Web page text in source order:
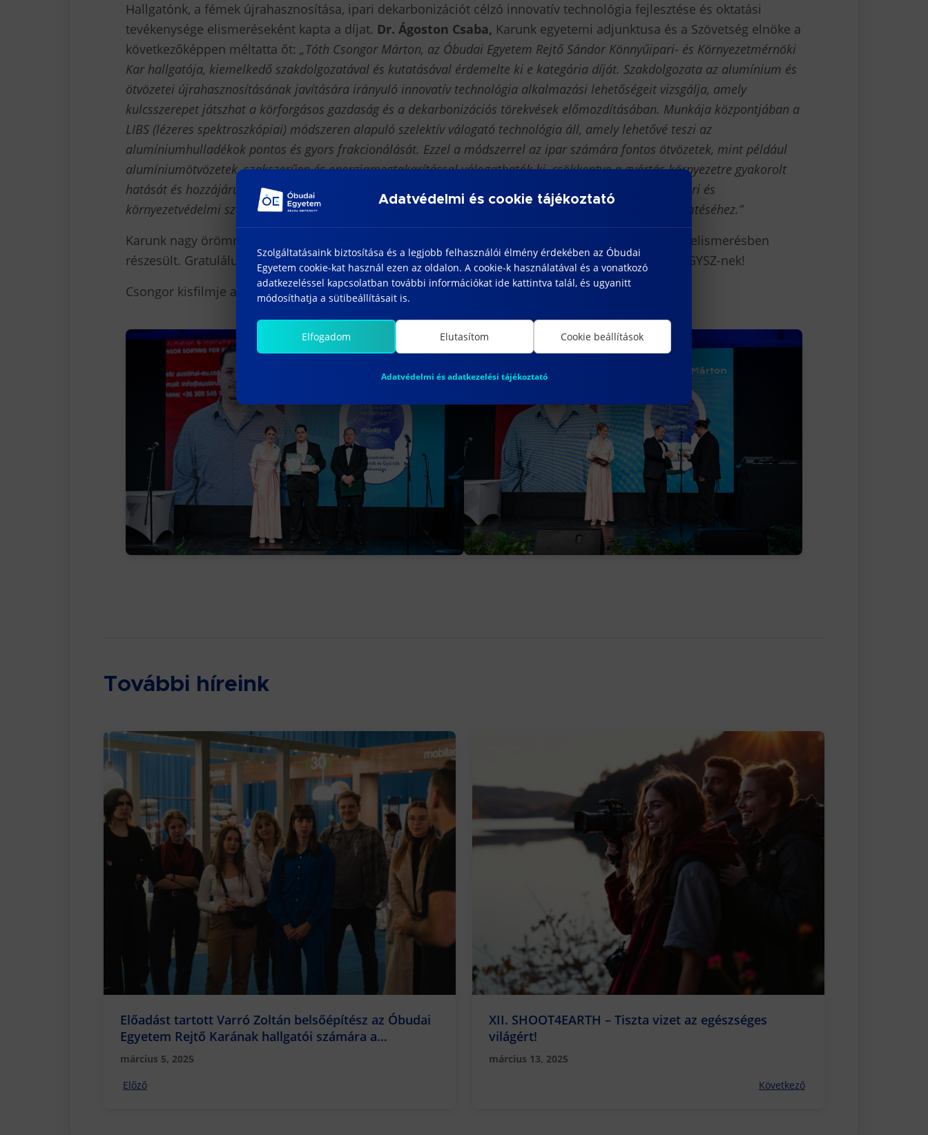
Hallgatónk, a fémek újrahasznosítása, ipari dekarbonizációt célzó innovatív technológia fejlesztése és oktatási
tevékenysége elismeréseként kapta a díjat. Dr. Ágoston Csaba, Karunk egyetemi adjunktusa és a Szövetség elnöke a
következőképpen méltatta őt: „Tóth Csongor Márton, az Óbudai Egyetem Rejtő Sándor Könnyűipari- és Környezetmérnöki
Kar hallgatója, kiemelkedő szakdolgozatával és kutatásával érdemelte ki e kategória díját. Szakdolgozata az alumínium és
ötvözetei újrahasznosításának javítására irányuló innovatív technológia alkalmazási lehetőségeit vizsgálja, amely
kulcsszerepet játszhat a körforgásos gazdaság és a dekarbonizációs törekvések előmozdításában. Munkája központjában a
LIBS (lézeres spektroszkópiai) módszeren alapuló szelektív válogató technológia áll, amely lehetővé teszi az
alumíniumhulladékok pontos és gyors frakcionálását. Ezzel a módszerrel az ipar számára fontos ötvözetek, mint például
alumíniumötvözetek, szakszerűen és energiamegtakarítással válogathatók ki, csökkentve a gyártás környezetre gyakorolt
hatását és hozzájárulva a fenntartható alapanyagfelhasználáshoz. Ezek a gyakorlati megoldások az ipari és
környezetvédelmi szempontokat egyaránt figyelembe véve járulnak hozzá a fenntartható jövő megteremtéséhez.”
Karunk nagy örömmel támogatta az eseményt, és büszkék vagyunk hallgatónkra, aki ilyen rangos elismerésben
részesült. Gratulálunk Csongornak és a többi díjazottnak, valamint köszönjük a lehetőséget a KSZGYSZ-nek!
Csongor kisfilmje az alábbi linken érhető el:https://youtu.be/Ubwl-874-vk
További híreink
Előadást tartott Varró Zoltán belsőépítész az Óbudai
Egyetem Rejtő Karának hallgatói számára a
HomeInfo Kiállításon
március 5, 2025
Előző
XII. SHOOT4EARTH – Tiszta vizet az egészséges
világért!
március 13, 2025
Következő
Adatvédelmi és cookie tájékoztató
Szolgáltatásaink biztosítása és a legjobb felhasználói élmény érdekében az Óbudai
Egyetem cookie-kat használ ezen az oldalon. A cookie-k használatával és a vonatkozó
adatkezeléssel kapcsolatban további információkat ide kattintva talál, és ugyanitt
módosíthatja a sütibeállításait is.
Elfogadom Elutasítom Cookie beállítások
Adatvédelmi és adatkezelési tájékoztató